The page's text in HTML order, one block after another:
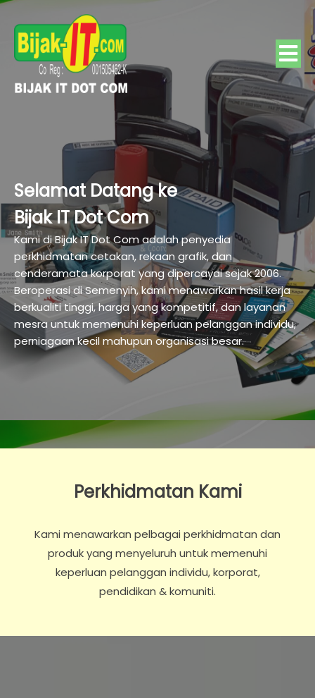
Selamat Datang ke
Bijak IT Dot Com
Kami di Bijak IT Dot Com adalah penyedia
perkhidmatan cetakan, rekaan grafik, dan
cenderamata korporat yang dipercayai sejak 2006.
Beroperasi di Semenyih, kami menawarkan hasil kerja
berkualiti tinggi, harga yang kompetitif, dan layanan
mesra untuk memenuhi keperluan pelanggan individu,
perniagaan kecil mahupun organisasi besar.
Perkhidmatan Kami
Kami menawarkan pelbagai perkhidmatan dan
produk yang menyeluruh untuk memenuhi
keperluan pelanggan individu, korporat,
pendidikan & komuniti.